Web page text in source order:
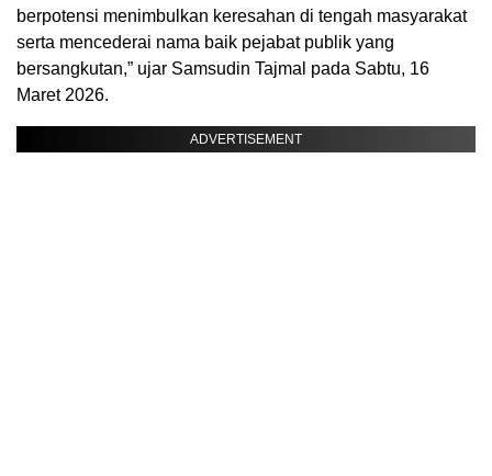
berpotensi menimbulkan keresahan di tengah masyarakat
serta mencederai nama baik pejabat publik yang
bersangkutan,” ujar Samsudin Tajmal pada Sabtu, 16
Maret 2026.
ADVERTISEMENT